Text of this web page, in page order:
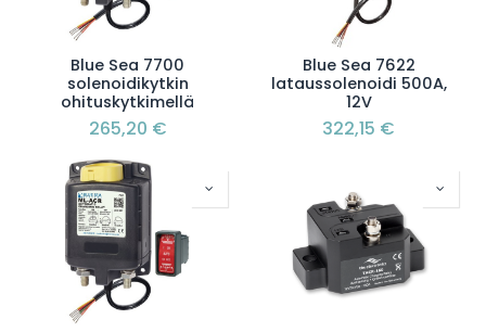
Blue Sea 7700
solenoidikytkin
ohituskytkimellä
265,20 €
Blue Sea 7622
lataussolenoidi 500A,
12V
322,15 €